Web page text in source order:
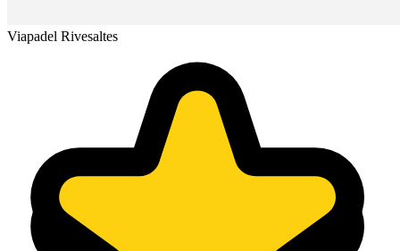
Viapadel Rivesaltes